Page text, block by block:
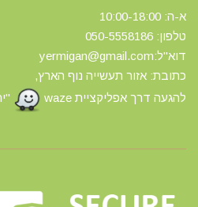
א-ה: 10:00-18:00
טלפון: 0 50-5558186
דוא"ל:yermigan@gmail.com
כתובת: אזור תעשייה נוף הארץ,
להגעה דרך אפליקציית waze